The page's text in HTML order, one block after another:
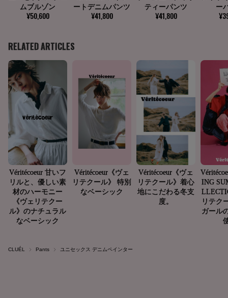
CLUÉL Pants ユニセックス デニムペインター